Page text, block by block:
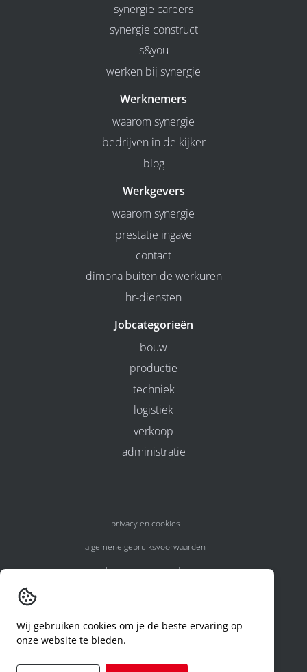
synergie careers
synergie construct
s&you
werken bij synergie
Werknemers
waarom synergie
bedrijven in de kijker
blog
Werkgevers
waarom synergie
prestatie ingave
contact
dimona buiten de werkuren
hr-diensten
Jobcategorieën
bouw
productie
techniek
logistiek
verkoop
administratie
privacy en cookies
algemene gebruiksvoorwaarden
algemene voorwaarden
code of conduct
aanvraag rechten ivm privacy
Wij gebruiken cookies om je de beste ervaring op
onze website te bieden.